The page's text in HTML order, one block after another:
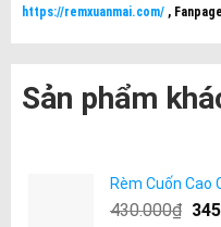
https://remxuanmai.com/ ,
Sản phẩm
Rèm Cuốn Cao
430.000₫